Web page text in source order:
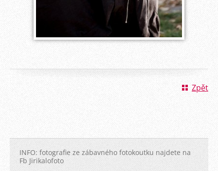
Zpět
INFO: fotografie ze zábavného fotokoutku najdete na
Fb Jirikalofoto